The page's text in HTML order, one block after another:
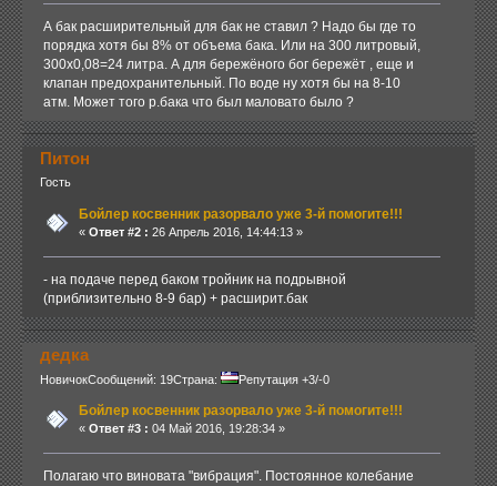
А бак расширительный для бак не ставил ? Надо бы где то
порядка хотя бы 8% от объема бака. Или на 300 литровый,
300х0,08=24 литра. А для бережёного бог бережёт , еще и
клапан предохранительный. По воде ну хотя бы на 8-10
атм. Может того р.бака что был маловато было ?
Питон
Гость
Бойлер косвенник разорвало уже 3-й помогите!!!
« Ответ #2 : 26 Апрель 2016, 14:44:13 »
- на подаче перед баком тройник на подрывной
(приблизительно 8-9 бар) + расширит.бак
дедка
НовичокСообщений: 19Страна: Репутация +3/-0
Бойлер косвенник разорвало уже 3-й помогите!!!
« Ответ #3 : 04 Май 2016, 19:28:34 »
Полагаю что виновата "вибрация". Постоянное колебание